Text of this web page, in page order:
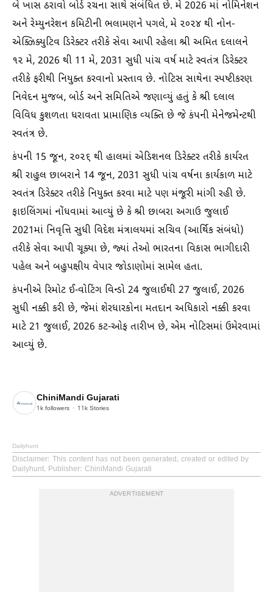
બે ખાસ ઠરાવો બોર્ડ રચના સાથે સંબંધિત છે. મે 2026 માં નોમિનેશન
અને રેમ્યુનરેશન કમિટીની ભલામણને પગલે, મે ૨૦૨૪ થી નોન-
એક્ઝિક્યુટિવ ડિરેક્ટર તરીકે સેવા આપી રહેલા શ્રી અમિત દલાલને
૧૨ મે, 2026 થી 11 મે, 2031 સુધી પાંચ વર્ષ માટે સ્વતંત્ર ડિરેક્ટર
તરીકે ફરીથી નિયુક્ત કરવાનો પ્રસ્તાવ છે. નોટિસ સાથેના સ્પષ્ટીકરણ
નિવેદન મુજબ, બોર્ડ અને સમિતિએ જણાવ્યું હતું કે શ્રી દલાલ
વિવિધ કુશળતા ધરાવતા પ્રામાણિક વ્યક્તિ છે જે કંપની મેનેજમેન્ટથી
સ્વતંત્ર છે.
કંપની 15 જૂન, ૨૦૨૬ થી હાલમાં એડિશનલ ડિરેક્ટર તરીકે કાર્યરત
શ્રી રાહુલ છાબરાને 14 જૂન, 2031 સુધી પાંચ વર્ષના કાર્યકાળ માટે
સ્વતંત્ર ડિરેક્ટર તરીકે નિયુક્ત કરવા માટે પણ મંજૂરી માંગી રહી છે.
ફાઇલિંગમાં નોંધવામાં આવ્યું છે કે શ્રી છાબરા અગાઉ જુલાઈ
2021માં નિવૃત્તિ સુધી વિદેશ મંત્રાલયમાં સચિવ (આર્થિક સંબંધો)
તરીકે સેવા આપી ચૂક્યા છે, જ્યાં તેઓ ભારતના વિકાસ ભાગીદારી
પહેલ અને બહુપક્ષીય વેપાર જોડાણોમાં સામેલ હતા.
કંપનીએ રિમોટ ઈ-વોટિંગ વિન્ડો 24 જુલાઈથી 27 જુલાઈ, 2026
સુધી નક્કી કરી છે, જેમાં શેરધારકોના મતદાન અધિકારો નક્કી કરવા
માટે 21 જુલાઈ, 2026 કટ-ઓફ તારીખ છે, એમ નોટિસમાં ઉમેરવામાં
આવ્યું છે.
ChiniMandi Gujarati
1k followers 11k Stories
Dailyhunt
Disclaimer: This content has not been generated, created or edited by
Dailyhunt. Publisher: ChiniMandi Gujarati
ADVERTISEMENT